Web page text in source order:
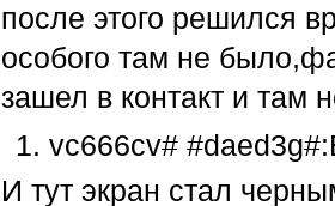
после этого решился
особого там не
зашел в контакт и там
vc666cv#
И тут экран стал